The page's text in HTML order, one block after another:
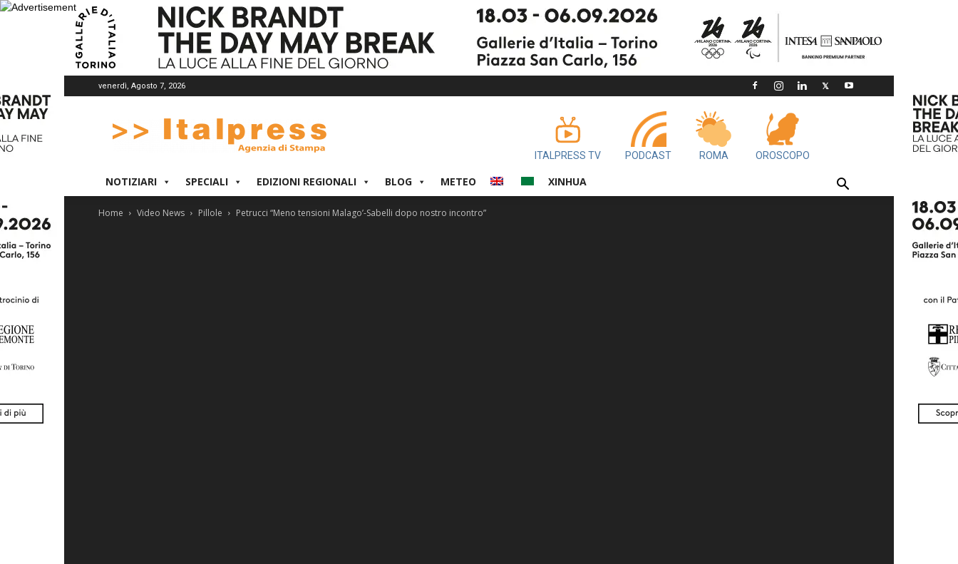
venerdì, Agosto 7, 2026
ITALPRESS TV PODCAST ROMA OROSCOPO
NOTIZIARI SPECIALI EDIZIONI REGIONALI BLOG METEO XINHUA
Home Video News Pillole Petrucci “Meno tensioni Malago’-Sabelli dopo nostro incontro”